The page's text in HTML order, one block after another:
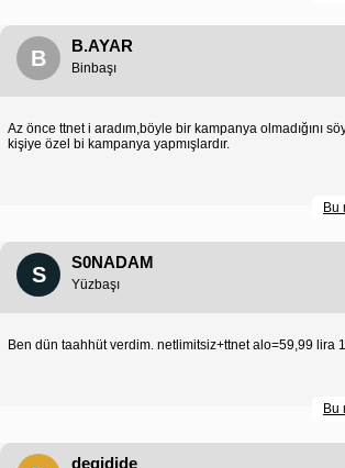
B
B.AYAR
Binbaşı
Az önce ttnet i aradım,böyle bir kampanya olmadığını
kişiye özel bi kampanya yapmışlardır.
Bu
S
S0NADAM
Yüzbaşı
Ben dün taahhüt verdim. netlimitsiz+ttnet alo=59,99 lira
Bu
degidide